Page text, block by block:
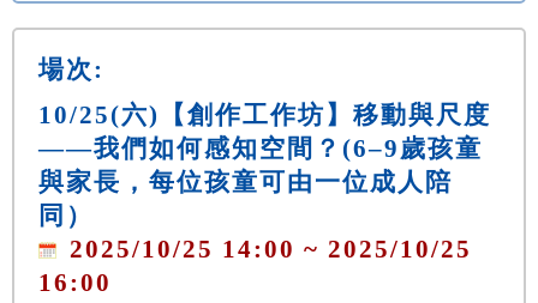
場次:
10/25(六)【創作工作坊】移動與尺度
——我們如何感知空間？(6–9歲孩童
與家長，每位孩童可由一位成人陪
同）
2025/10/25 14:00 ~ 2025/10/25
16:00